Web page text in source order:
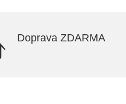
Doprava ZDARMA